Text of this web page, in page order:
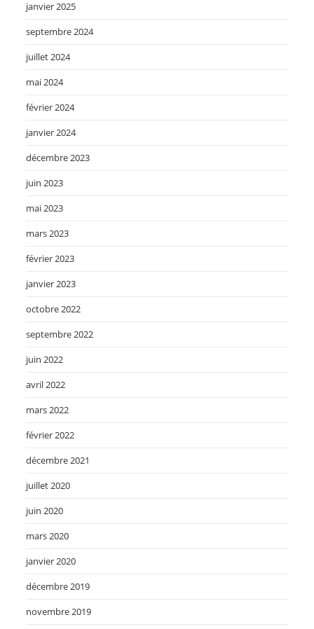
janvier 2025
septembre 2024
juillet 2024
mai 2024
février 2024
janvier 2024
décembre 2023
juin 2023
mai 2023
mars 2023
février 2023
janvier 2023
octobre 2022
septembre 2022
juin 2022
avril 2022
mars 2022
février 2022
décembre 2021
juillet 2020
juin 2020
mars 2020
janvier 2020
décembre 2019
novembre 2019